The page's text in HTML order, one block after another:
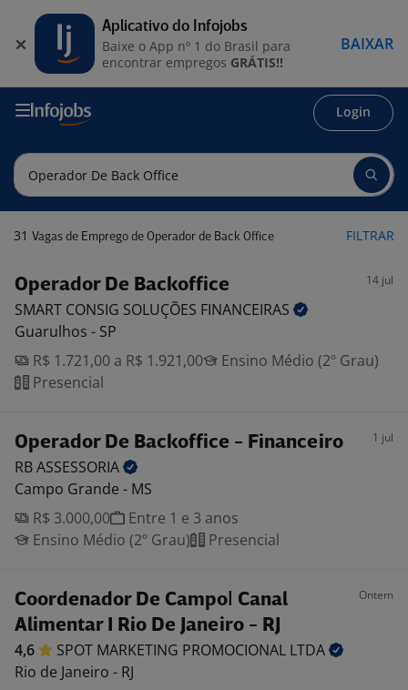
Login
31 Vagas de Emprego de Operador de Back Office FILTRAR
Operador De Backoffice 14 jul
SMART CONSIG SOLUÇÕES FINANCEIRAS
Guarulhos - SP
R$ 1.721,00 a R$ 1.921,00
Ensino Médio (2º Grau)
Presencial
Operador De Backoffice - Financeiro 1 jul
RBASSESSORIA
Campo Grande - MS
R$ 3.000,00
Entre 1 e 3 anos
Ensino Médio (2º Grau)
Presencial
Coordenador De Campo| Canal
Alimentar I Rio De Janeiro - RJ
Ontem
4,6 SPOT MARKETING PROMOCIONAL LTDA
Rio de Janeiro - RJ
Aplicativo do Infojobs
Baixe o App nº 1 do Brasil para
encontrar empregos GRÁTIS!!
BAIXAR